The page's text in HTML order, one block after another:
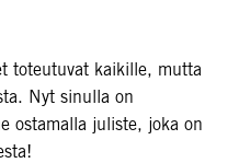
toteutuvat kaikille, mutta
Nyt sinulla on
ostamalla juliste, joka on